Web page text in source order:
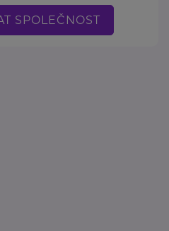
SPOLEČNOST